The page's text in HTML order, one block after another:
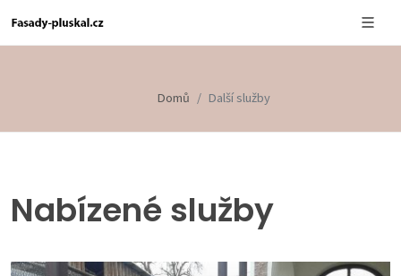
Domů Další služby
Nabízené služby